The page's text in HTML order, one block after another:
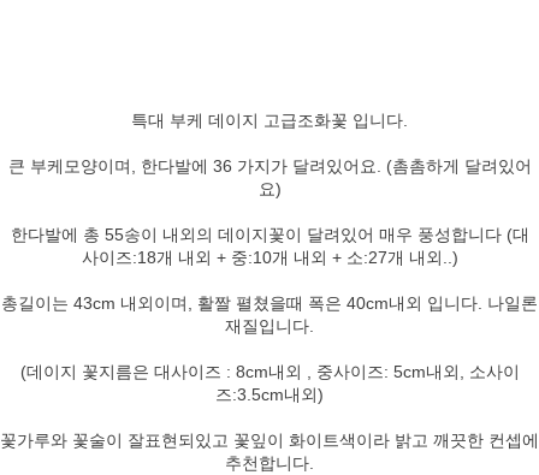
특대 부케 데이지 고급조화꽃 입니다.
큰 부케모양이며, 한다발에 36 가지가 달려있어요. (촘촘하게 달려있어
요)
한다발에 총 55송이 내외의 데이지꽃이 달려있어 매우 풍성합니다 (대
사이즈:18개 내외 + 중:10개 내외 + 소:27개 내외..)
총길이는 43cm 내외이며, 활짤 펼쳤을때 폭은 40cm내외 입니다. 나일론
재질입니다.
(데이지 꽃지름은 대사이즈 : 8cm내외 , 중사이즈: 5cm내외, 소사이
즈:3.5cm내외)
꽃가루와 꽃술이 잘표현되있고 꽃잎이 화이트색이라 밝고 깨끗한 컨셉에
추천합니다.